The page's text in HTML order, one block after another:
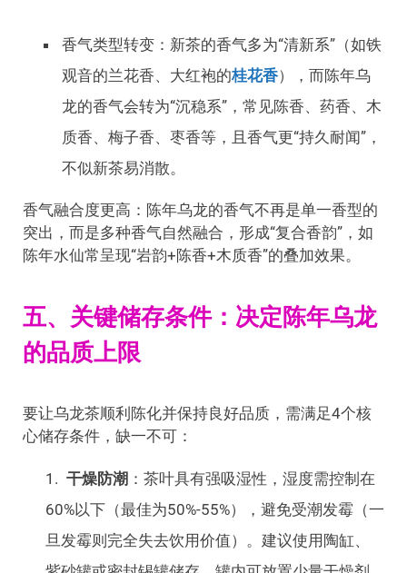
香气类型转变：新茶的香气多为“清新系”（如铁
观音的兰花香、大红袍的桂花香），而陈年乌
龙的香气会转为“沉稳系”，常见陈香、药香、木
质香、梅子香、枣香等，且香气更“持久耐闻”，
不似新茶易消散。
香气融合度更高：陈年乌龙的香气不再是单一香型的
突出，而是多种香气自然融合，形成“复合香韵”，如
陈年水仙常呈现“岩韵+陈香+木质香”的叠加效果。
五、关键储存条件：决定陈年乌龙
的品质上限
要让乌龙茶顺利陈化并保持良好品质，需满足4个核
心储存条件，缺一不可：
干燥防潮 ：茶叶具有强吸湿性，湿度需控制在
60%以下（最佳为50%-55%），避免受潮发霉（一
旦发霉则完全失去饮用价值）。建议使用陶缸、